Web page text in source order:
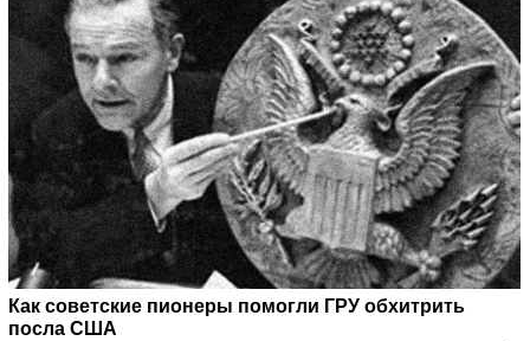
Как советские пионеры помогли ГРУ обхитрить
посла США